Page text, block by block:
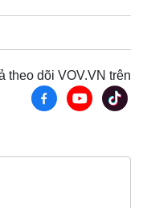
theo dõi VOV.VN trên